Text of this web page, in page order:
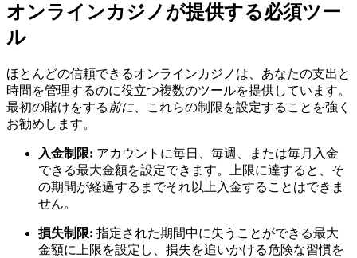
オンラインカジノが提供する必須ツー
ル
ほとんどの信頼できるオンラインカジノは、あなたの支出と
時間を管理するのに役立つ複数のツールを提供しています。
最初の賭けをする 前に 、これらの制限を設定することを強く
お勧めします。
入金制限: アカウントに毎日、毎週、または毎月入金
できる最大金額を設定できます。上限に達すると、そ
の期間が経過するまでそれ以上入金することはできま
せん。
損失制限: 指定された期間中に失うことができる最大
金額に上限を設定し、損失を追いかける危険な習慣を